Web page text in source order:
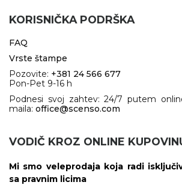
KORISNIČKA PODRŠKA
FAQ
Vrste štampe
Pozovite: +381 24 566 677
Pon-Pet 9-16 h
Podnesi svoj zahtev: 24/7 putem
maila: office@scenso.com
VODIČ KROZ ONLINE
Mi smo veleprodaja koja radi
sa pravnim licima